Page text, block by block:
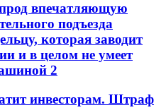
впечатляющую
подъезда
которая заводит
и в целом не умеет
2
инвесторам. Штраф